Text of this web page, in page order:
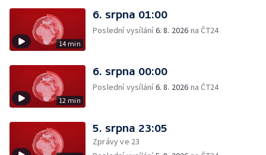
14 min
6. srpna 01:00
Poslední vysílání6. 8. 2026 na ČT24
12 min
6. srpna 00:00
Poslední vysílání6. 8. 2026 na ČT24
5. srpna 23:05
Zprávy ve 23